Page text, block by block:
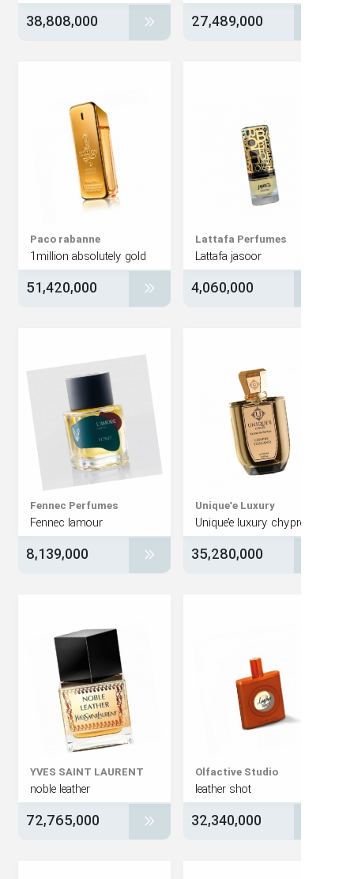
27,489,000
38,808,000
Lattafa Perfumes
Lattafa jasoor
4,060,000
Paco rabanne
1million absolutely gold
51,420,000
Unique'e Luxury
35,280,000
Fennec Perfumes‏
Fennec lamour
8,139,000
Olfactive Studio
leather shot
32,340,000
YVES SAINT LAURENT
noble leather
72,765,000